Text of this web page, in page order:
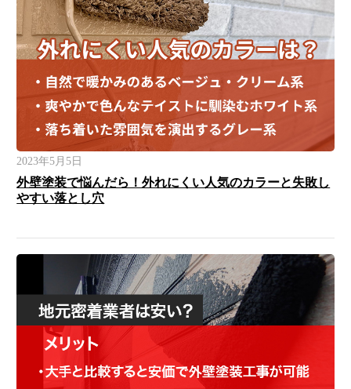
2023年5月5日
外壁塗装で悩んだら！外れにくい人気のカラーと失敗し
やすい落とし穴